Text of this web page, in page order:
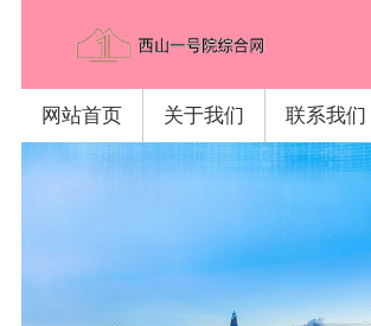
网站首页 关于我们 联系我们